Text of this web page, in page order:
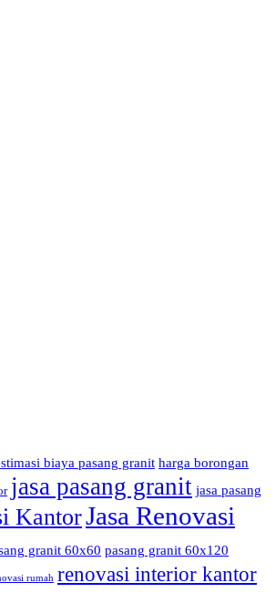
biaya pasang granit harga borongan
jasa pasang granit jasa pasang
KantorJasa Renovasi
granit 60x60 pasang granit 60x120
rumah renovasi interior kantor